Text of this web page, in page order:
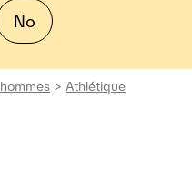
No
> Athlétique